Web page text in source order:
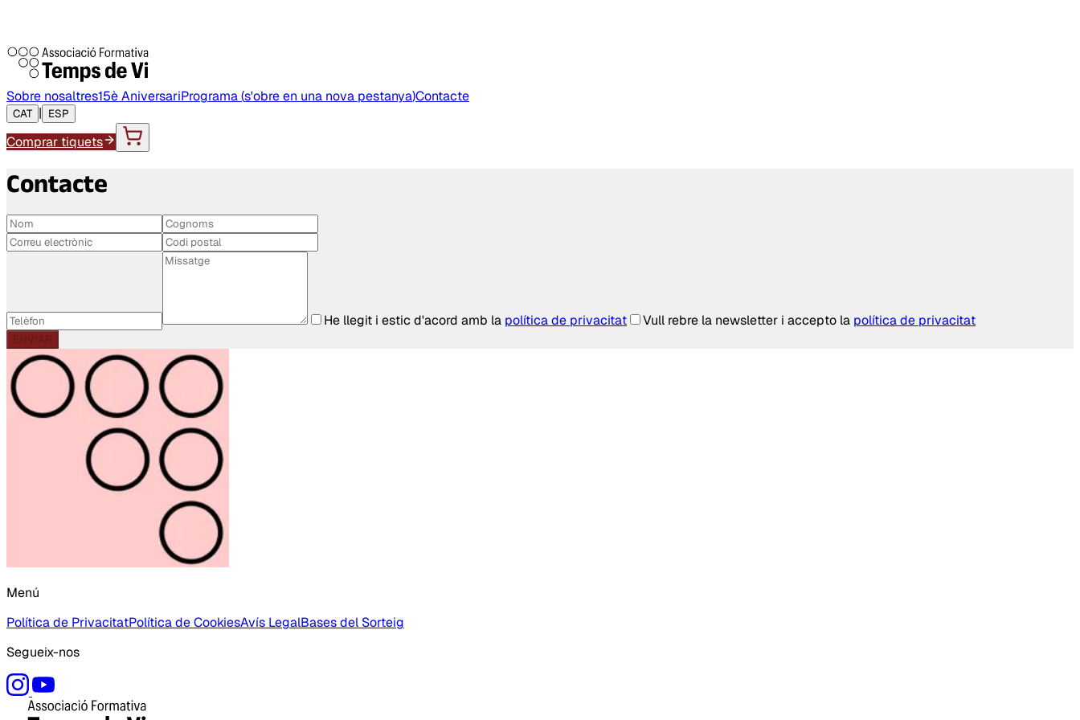
Sobre nosaltres15è AniversariPrograma(s'obre en una nova pestanya)Contacte
CAT | ESP
Comprar tiquets
Contacte
He llegit i estic d'acord amb la política de privacitat Vull rebre la newsletter i accepto la política de privacitat
ENVIAR
Menú
Política de PrivacitatPolítica de CookiesAvís LegalBases del Sorteig
Segueix-nos